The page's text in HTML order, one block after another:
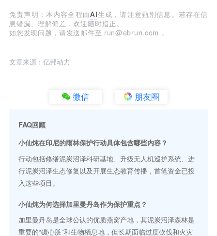
免责声明：本内容全程由AI生成，请注意甄别信息。若存在信
息错漏、理解偏差，欢迎随时指正。
如您发现问题，请发送邮件至 run@ebrun.com 。
文章来源：亿邦动力
微信 朋友圈
FAQ回顾
小仙炖在印尼的雨林保护行动具体包含哪些内容？
行动包括修缮泥炭沼泽科研基地、升级无人机巡护系统、进
行泥炭沼泽生态修复以及开展生态教育传播，首笔资金已投
入这些项目。
小仙炖为何选择加里曼丹岛作为保护重点？
加里曼丹岛是全球公认的优质燕窝产地，其泥炭沼泽森林是
重要的“碳心脏”和生物栖息地，但长期面临过度砍伐和火灾